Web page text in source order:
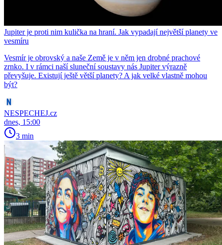
Jupiter je proti nim kulička na hraní. Jak vypadají největší planety ve
vesmíru
Vesmír je obrovský a naše Země je v něm jen drobné prachové
zrnko. I v rámci naší sluneční soustavy nás Jupiter výrazně
převyšuje. Existují ještě větší planety? A jak velké vlastně mohou
být?
NESPECHEJ.cz
dnes, 15:00
3 min